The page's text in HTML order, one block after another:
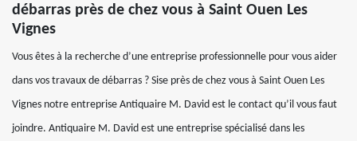
débarras près de chez vous à Saint Ouen Les
Vignes
Vous êtes à la recherche d’une entreprise professionnelle pour vous aider
dans vos travaux de débarras ? Sise près de chez vous à Saint Ouen Les
Vignes notre entreprise Antiquaire M. David est le contact qu’il vous faut
joindre. Antiquaire M. David est une entreprise spécialisé dans les